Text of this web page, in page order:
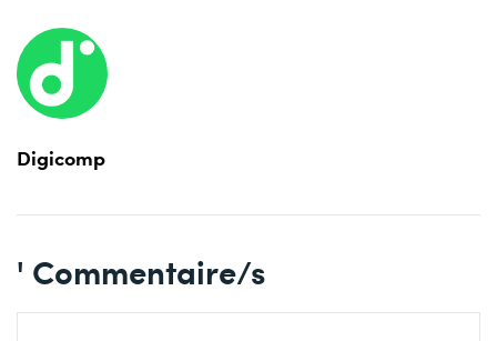
Digicomp
' Commentaire/s